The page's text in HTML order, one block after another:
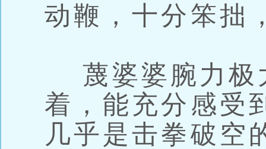
动鞭，十分笨拙
蔑婆婆腕力极
着，能充分感受
几乎是击拳破空